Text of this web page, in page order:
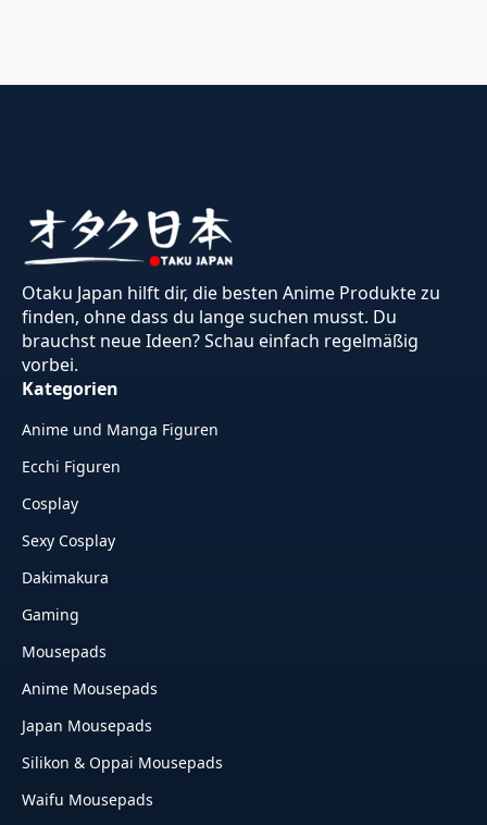
Otaku Japan hilft dir, die besten Anime Produkte zu
finden, ohne dass du lange suchen musst. Du
brauchst neue Ideen? Schau einfach regelmäßig
vorbei.
Kategorien
Anime und Manga Figuren
Ecchi Figuren
Cosplay
Sexy Cosplay
Dakimakura
Gaming
Mousepads
Anime Mousepads
Japan Mousepads
Silikon & Oppai Mousepads
Waifu Mousepads